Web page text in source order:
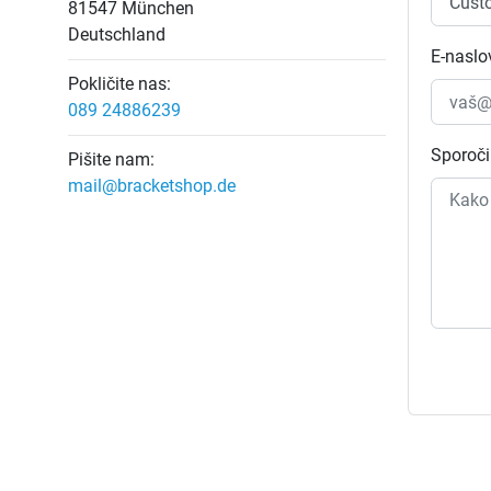
81547 München
Deutschland
Pokličite nas:
089 24886239
Pišite nam:
mail@bracketshop.de
E-